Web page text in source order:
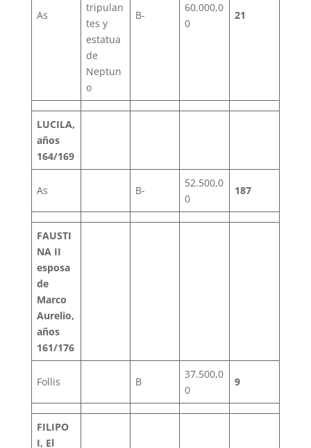
As
tripulan
tes y
estatua
de
Neptun
o
B-
60.000,0
0
21
LUCILA,
años
164/169
As B-
52.500,0
0
187
FAUSTI
NA II
esposa
de
Marco
Aurelio,
años
161/176
Follis B
37.500,0
0
9
FILIPO
I, El